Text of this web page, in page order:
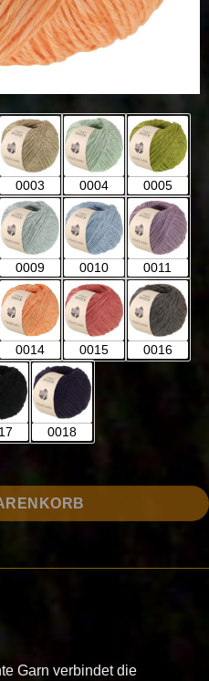
0003 0004 0005
0009 0010 0011
0014 0015 0016
0018
Garn verbindet die